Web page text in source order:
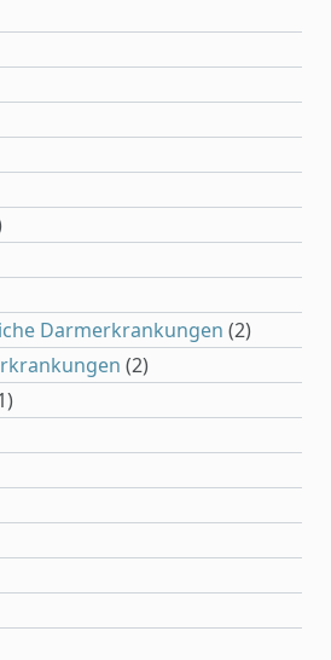
Darmerkrankungen (2)
(2)